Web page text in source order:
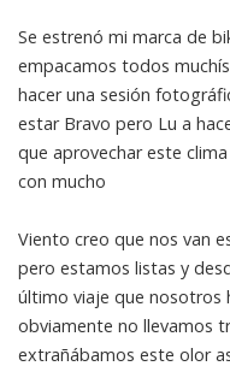
Se estrenó mi marca de
empacamos todos
hacer una sesión
estar Bravo pero Lu a
que aprovechar este
con mucho
Viento creo que nos van
pero estamos listas y
último viaje que nosotros
obviamente no llevamos
extrañábamos este olor